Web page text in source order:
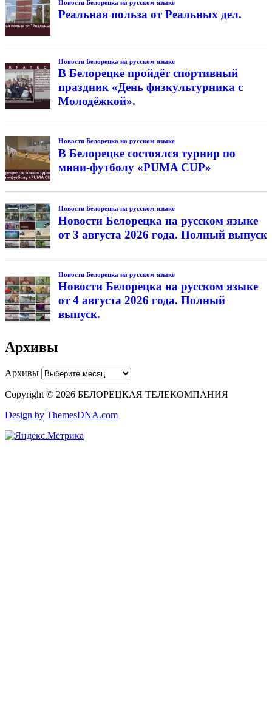
Новости Белорецка на русском языке
Реальная польза от Реальных дел.
Новости Белорецка на русском языке
В Белорецке пройдёт спортивный
праздник «День физкультурника с
Молодёжкой».
Новости Белорецка на русском языке
В Белорецке состоялся турнир по
мини-футболу «PUMA CUP»
Новости Белорецка на русском языке
Новости Белорецка на русском языке
от 3 августа 2026 года. Полный выпуск
Новости Белорецка на русском языке
Новости Белорецка на русском языке
от 4 августа 2026 года. Полный
выпуск.
Архивы
Архивы
Copyright © 2026 БЕЛОРЕЦКАЯ ТЕЛЕКОМПАНИЯ
Design by ThemesDNA.com